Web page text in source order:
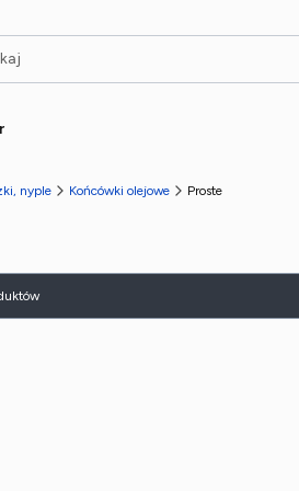
nyple Końcówki olejowe Proste